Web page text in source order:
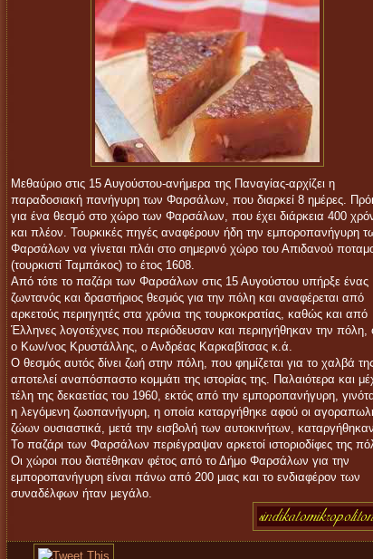
Μεθαύριο στις 15 Αυγούστου-ανήμερα της Παναγίας-αρχίζει η
παραδοσιακή πανήγυρη των Φαρσάλων, που διαρκεί 8 ημέρες.
για ένα θεσμό στο χώρο των Φαρσάλων, που έχει διάρκεια 400
και πλέον. Τουρκικές πηγές αναφέρουν ήδη την εμποροπανήγυρη
Φαρσάλων να γίνεται πλάι στο σημερινό χώρο του Απιδανού
(τουρκιστί Ταμπάκος) το έτος 1608.
Από τότε το παζάρι των Φαρσάλων στις 15 Αυγούστου υπήρξε ένας
ζωντανός και δραστήριος θεσμός για την πόλη και αναφέρεται από
αρκετούς περιηγητές στα χρόνια της τουρκοκρατίας, καθώς και από
Έλληνες λογοτέχνες που περιόδευσαν και περιηγήθηκαν την
ο Κων/νος Κρυστάλλης, ο Ανδρέας Καρκαβίτσας κ.ά.
Ο θεσμός αυτός δίνει ζωή στην πόλη, που φημίζεται για το χαλβά
αποτελεί αναπόσπαστο κομμάτι της ιστορίας της. Παλαιότερα και
τέλη της δεκαετίας του 1960, εκτός από την εμποροπανήγυρη,
η λεγόμενη ζωοπανήγυρη, η οποία καταργήθηκε αφού οι
ζώων ουσιαστικά, μετά την εισβολή των αυτοκινήτων,
Το παζάρι των Φαρσάλων περιέγραψαν αρκετοί ιστοριοδίφες της
Οι χώροι που διατέθηκαν φέτος από το Δήμο Φαρσάλων για την
εμποροπανήγυρη είναι πάνω από 200 μιας και το ενδιαφέρον των
συναδέλφων ήταν μεγάλο.